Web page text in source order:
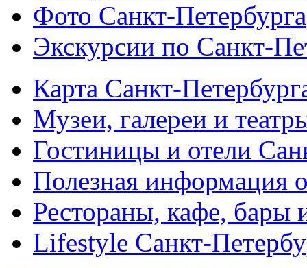
Фото Санкт-Петербурга
Экскурсии по Санкт-
Карта Санкт-
Музеи, галереи и
Гостиницы и отели
Полезная информация
Рестораны, кафе, бары
Lifestyle Санкт-